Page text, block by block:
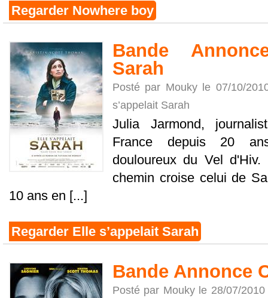
Regarder Nowhere boy
Bande
Sarah
Posté par Mouky le 07/10/
s’appelait Sarah
Julia Jarmond,
France depuis 20
douloureux du Vel
chemin croise celui de
10 ans en [...]
Regarder Elle s’appelait Sarah
Bande Annonce
Posté par Mouky le 28/07/